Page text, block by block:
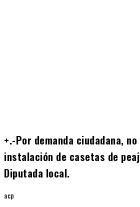
+.-Por demanda ciudadana,
instalación de casetas de
Diputada local.
acp